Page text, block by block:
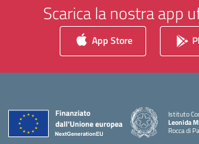
Scarica la nostra app
App Store
Istituto
Leonida
Rocca di
— Visita